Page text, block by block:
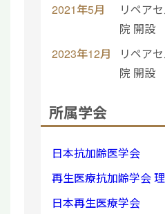
2021年5月
リペア
院 開設
2023年12月
リペア
院 開設
所属学会
日本抗加齢医学会
再生医療抗加齢学会
日本再生医療学会